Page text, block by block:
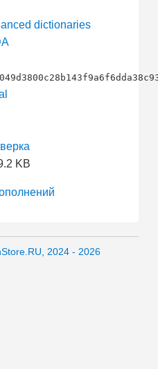
dictionaries
KB
2024 - 2026